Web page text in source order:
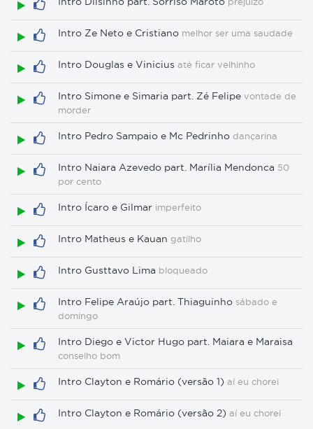
Intro Ze Neto e Cristiano melhor ser uma saudade
Intro Douglas e Vinicius até ficar velhinho
Intro Simone e Simaria part. Zé Felipe vontade de
morder
Intro Pedro Sampaio e Mc Pedrinho dançarina
Intro Naiara Azevedo part. Marília Mendonca 50
por cento
Intro Ícaro e Gilmar imperfeito
Intro Matheus e Kauan gatilho
Intro Gusttavo Lima bloqueado
Intro Felipe Araújo part. Thiaguinho sábado e
domingo
Intro Diego e Victor Hugo part. Maiara e Maraisa
conselho bom
Intro Clayton e Romário (versão 1) aí eu chorei
Intro Clayton e Romário (versão 2) aí eu chorei